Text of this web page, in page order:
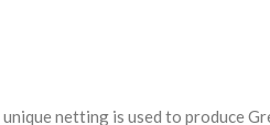
netting is used to produce